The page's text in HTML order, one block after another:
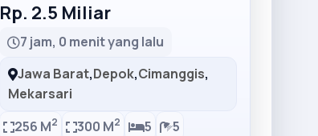
Rp. 2.5 Miliar
7 jam, 0 menit yang lalu
Jawa Barat,Depok,Cimanggis,
Mekarsari
256 M2 300 M2 5 5